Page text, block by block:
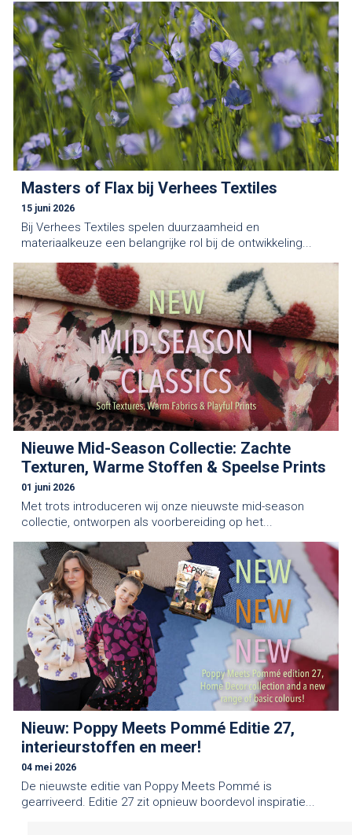
Masters of Flax bij Verhees Textiles
15 juni 2026
Bij Verhees Textiles spelen duurzaamheid en
materiaalkeuze een belangrijke rol bij de ontwikkeling...
Nieuwe Mid-Season Collectie: Zachte
Texturen, Warme Stoffen & Speelse Prints
01 juni 2026
Met trots introduceren wij onze nieuwste mid-season
collectie, ontworpen als voorbereiding op het...
Nieuw: Poppy Meets Pommé Editie 27,
interieurstoffen en meer!
04 mei 2026
De nieuwste editie van Poppy Meets Pommé is
gearriveerd. Editie 27 zit opnieuw boordevol inspiratie...